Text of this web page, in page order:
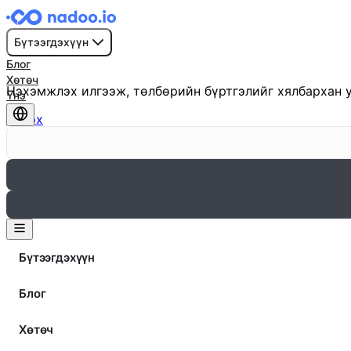
Бүтээгдэхүүн
Блог
Хөтөч
Үнэ
Бүтээгдэхүүн
Блог
Хөтөч
Нэг товшилтоор нэхэмжлэх
үүсгэж илгээх
Нэхэмжлэх илгээж, төлбөрийн бүртгэлийг хялбархан
Эхлэх